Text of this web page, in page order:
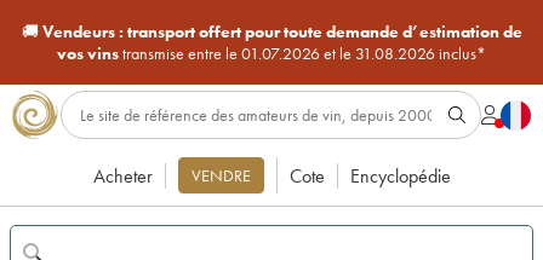
🚚Vendeurs : transport offert pour toute demande d’estimation de
vos vinstransmise entre le 01.07.2026 et le 31.08.2026 inclus*
Acheter VENDRE Cote Encyclopédie